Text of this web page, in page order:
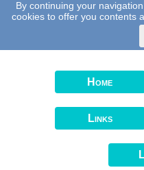
By continuing your
cookies to offer you contents
Home
Links